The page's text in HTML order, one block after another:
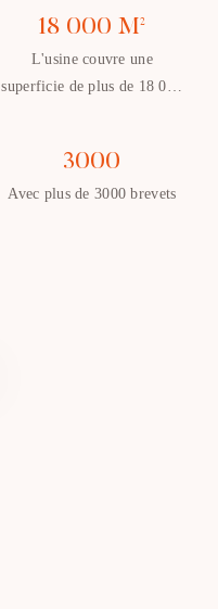
18 000 M²
L'usine couvre une
superficie de plus de 18 000
3000
Avec plus de 3000 brevets